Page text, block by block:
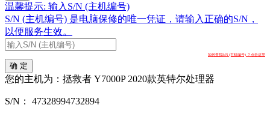
温馨提示: 输入S/N (主机编号)
S/N (主机编号) 是电脑保修的唯一凭证，请输入正确的S/N，
以便服务生效。
如何查找S/N (主机编号) ？点击这里
确 定
您的主机为： 拯救者 Y7000P 2020款英特尔处理器
S/N： 47328994732894